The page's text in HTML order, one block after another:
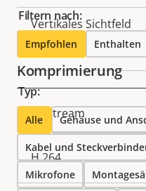
Vertikales Sichtfeld
Komprimierung
Zipstream
H.264
Filtern nach:
Empfohlen Enthalten
Typ:
Alle Gehäuse und
Kabel und
Mikrofone